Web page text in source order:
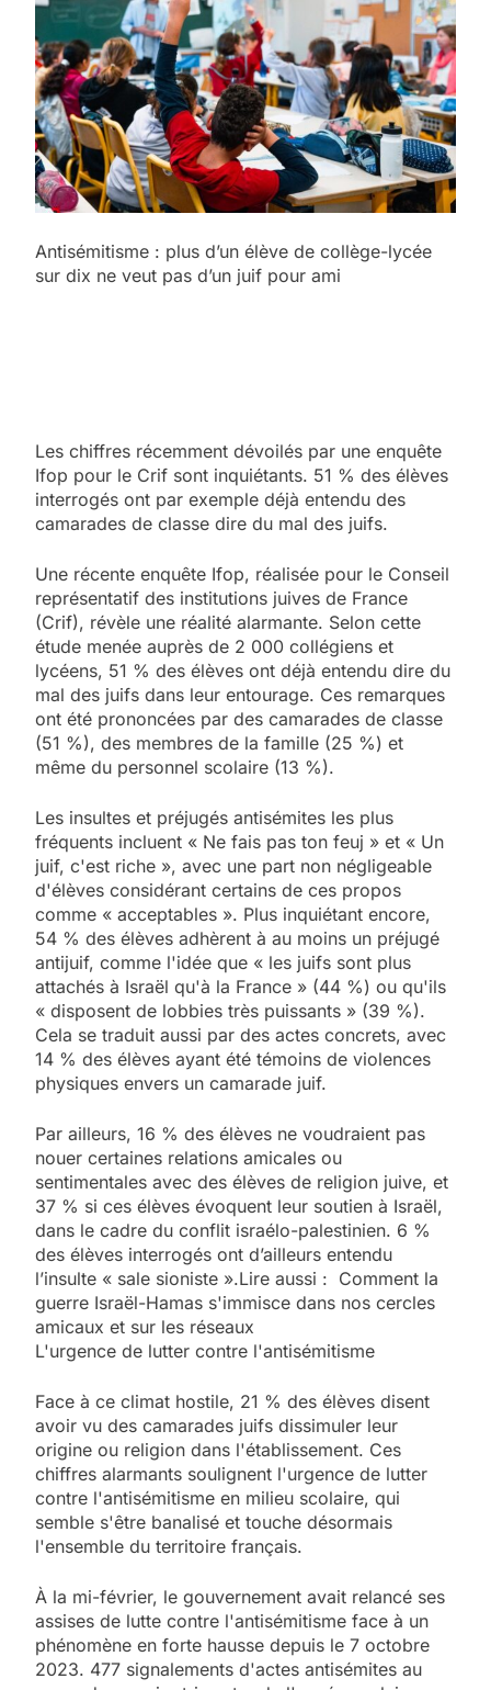
Antisémitisme : plus d’un élève de collège-lycée
sur dix ne veut pas d’un juif pour ami
Les chiffres récemment dévoilés par une enquête
Ifop pour le Crif sont inquiétants. 51 % des élèves
interrogés ont par exemple déjà entendu des
camarades de classe dire du mal des juifs.
Une récente enquête Ifop, réalisée pour le Conseil
représentatif des institutions juives de France
(Crif), révèle une réalité alarmante. Selon cette
étude menée auprès de 2 000 collégiens et
lycéens, 51 % des élèves ont déjà entendu dire du
mal des juifs dans leur entourage. Ces remarques
ont été prononcées par des camarades de classe
(51 %), des membres de la famille (25 %) et
même du personnel scolaire (13 %).
Les insultes et préjugés antisémites les plus
fréquents incluent « Ne fais pas ton feuj » et « Un
juif, c'est riche », avec une part non négligeable
d'élèves considérant certains de ces propos
comme « acceptables ». Plus inquiétant encore,
54 % des élèves adhèrent à au moins un préjugé
antijuif, comme l'idée que « les juifs sont plus
attachés à Israël qu'à la France » (44 %) ou qu'ils
« disposent de lobbies très puissants » (39 %).
Cela se traduit aussi par des actes concrets, avec
14 % des élèves ayant été témoins de violences
physiques envers un camarade juif.
Par ailleurs, 16 % des élèves ne voudraient pas
nouer certaines relations amicales ou
sentimentales avec des élèves de religion juive, et
37 % si ces élèves évoquent leur soutien à Israël,
dans le cadre du conflit israélo-palestinien. 6 %
des élèves interrogés ont d’ailleurs entendu
l’insulte « sale sioniste ».Lire aussi : Comment la
guerre Israël-Hamas s'immisce dans nos cercles
amicaux et sur les réseaux
L'urgence de lutter contre l'antisémitisme
Face à ce climat hostile, 21 % des élèves disent
avoir vu des camarades juifs dissimuler leur
origine ou religion dans l'établissement. Ces
chiffres alarmants soulignent l'urgence de lutter
contre l'antisémitisme en milieu scolaire, qui
semble s'être banalisé et touche désormais
l'ensemble du territoire français.
À la mi-février, le gouvernement avait relancé ses
assises de lutte contre l'antisémitisme face à un
phénomène en forte hausse depuis le 7 octobre
2023. 477 signalements d'actes antisémites au
5